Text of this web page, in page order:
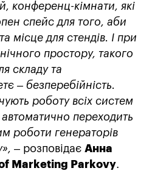
конференц-кімнати, які
спейс для того, аби
місце для стендів. І при
простору, такого
складу та
– безперебійність.
роботу всіх систем
переходить
роботи генераторів
– розповідає Анна
Marketing Parkovy.